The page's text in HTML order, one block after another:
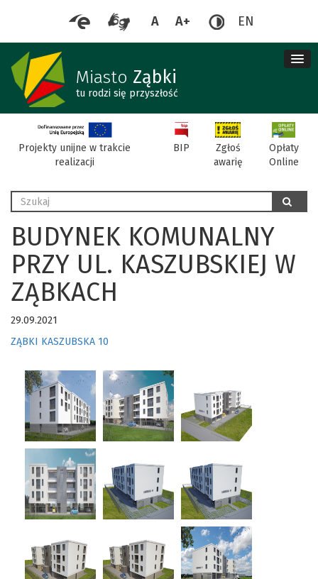
A A+ EN
Miasto Ząbki
tu rodzi się przyszłość
Projekty unijne w trakcie
realizacji
BIP
Zgłoś
awarię
Opłaty
Online
Wyszukaj szukaj
BUDYNEK KOMUNALNY
PRZY UL. KASZUBSKIEJ W
ZĄBKACH
29.09.2021
ZĄBKI KASZUBSKA 10